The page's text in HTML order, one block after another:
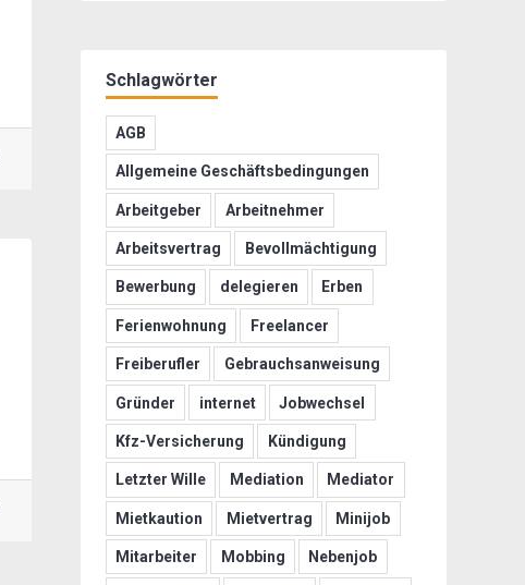
Schlagwörter
AGB
Allgemeine Geschäftsbedingungen
Arbeitgeber Arbeitnehmer
Arbeitsvertrag Bevollmächtigung
Bewerbung delegieren Erben
Ferienwohnung Freelancer
Freiberufler Gebrauchsanweisung
Gründer internet Jobwechsel
Kfz-Versicherung Kündigung
Letzter Wille Mediation Mediator
Mietkaution Mietvertrag Minijob
Mitarbeiter Mobbing Nebenjob